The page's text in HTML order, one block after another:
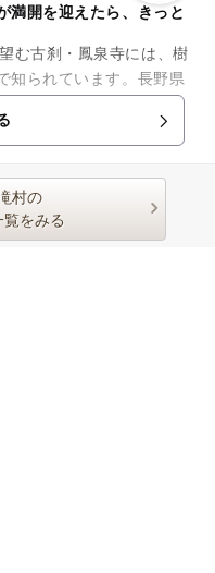
満開を迎えたら、きっと
む古刹・鳳泉寺には、樹
知られています。長野県
の大きなしだれ桜は、4
村の
をみる